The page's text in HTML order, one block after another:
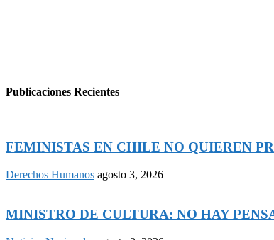
Publicaciones Recientes
FEMINISTAS EN CHILE NO QUIEREN
Derechos Humanos agosto 3, 2026
MINISTRO DE CULTURA: NO HAY